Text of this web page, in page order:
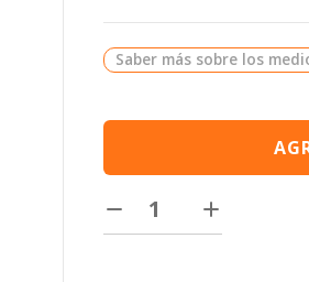
Saber más sobre los